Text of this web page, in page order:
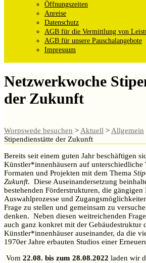
Öffnungszeiten
Anreise
Datenschutz
AGB für die Vermittlung von
AGB für unsere Pauschalangebote
Impressum
Netzwerkwoche
der Zukunft
Worpswede besuchen > Aktuell > Allgemein
Stipendienstätte der Zukunft
Bereits seit einem guten Jahr beschäftigen
Künstler*innenhäusern auf unterschiedliche
Formaten und Projekten mit dem Thema
Zukunft. Diese Auseinandersetzung
bestehenden Förderstrukturen, die gängigen
Auswahlprozesse und
Frage zu stellen und gemeinsam zu
denken. Neben diesen weitreichenden
auch ganz konkret mit der Gebäudestruktur
Künstler*innenhäuser auseinander, da die
1970er Jahre erbauten Studios einer
Vom 22.08. bis zum 28.08.2022 laden wir